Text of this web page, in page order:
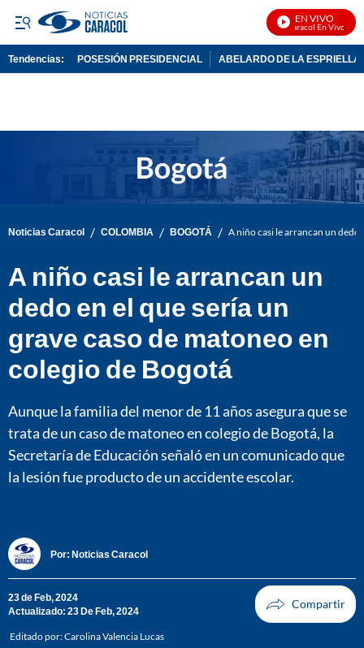
EN VIVO
Noticias Caracol En Vivo
Tendencias: POSESIÓN PRESIDENCIAL ABELARDO DE LA ESPRIELLA
Noticias Caracol / COLOMBIA / BOGOTÁ / A niño casi le arrancan un dedo
A niño casi le arrancan un
dedo en el que sería un
grave caso de matoneo en
colegio de Bogotá
Aunque la familia del menor de 11 años asegura que se
trata de un caso de matoneo en colegio de Bogotá, la
Secretaría de Educación señaló en un comunicado que
la lesión fue producto de un accidente escolar.
Por: Noticias Caracol
23 de Feb, 2024
Actualizado: 23 De Feb, 2024
Editado por:Carolina Valencia Lucas